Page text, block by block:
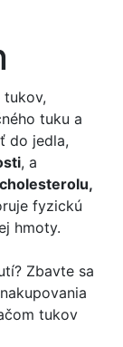
tukov,
tuku a
do jedla,
, a
fyzickú
hmoty.
Zbavte sa
tukov